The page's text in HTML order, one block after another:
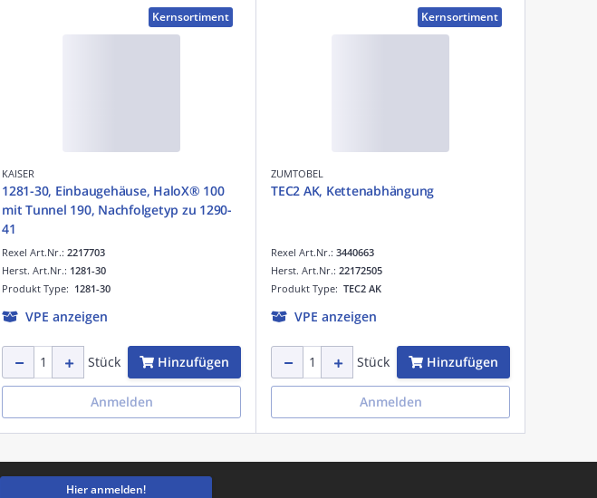
Kernsortiment
KAISER
1281-30, Einbaugehäuse, HaloX® 100
mit Tunnel 190, Nachfolgetyp zu 1290-
41
Rexel Art.Nr.: 2217703
Produkt Type: 1281-30
Herst. Art.Nr.: 1281-30
VPE anzeigen
Stück Hinzufügen
Anmelden
Kernsortiment
ZUMTOBEL
TEC2 AK, Kettenabhängung
Rexel Art.Nr.: 3440663
Produkt Type: TEC2 AK
Herst. Art.Nr.: 22172505
VPE anzeigen
Stück Hinzufügen
Anmelden
Hier anmelden!